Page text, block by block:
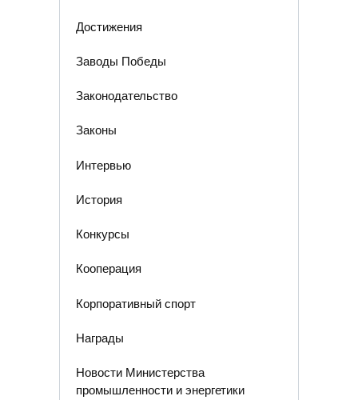
Достижения
Заводы Победы
Законодательство
Законы
Интервью
История
Конкурсы
Кооперация
Корпоративный спорт
Награды
Новости Министерства
промышленности и энергетики